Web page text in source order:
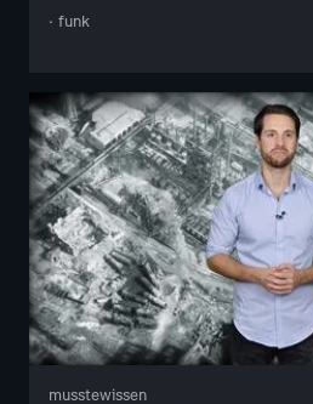
· funk
musstewissen